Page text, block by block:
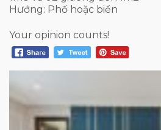
Hướng: Phố hoặc biển
Your opinion counts!